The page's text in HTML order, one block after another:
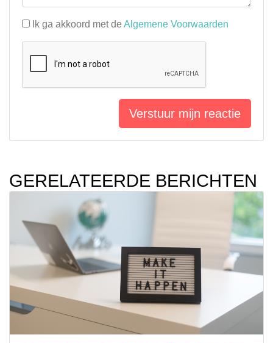
Ik ga akkoord met de Algemene Voorwaarden
Verstuur mijn reactie
GERELATEERDE BERICHTEN